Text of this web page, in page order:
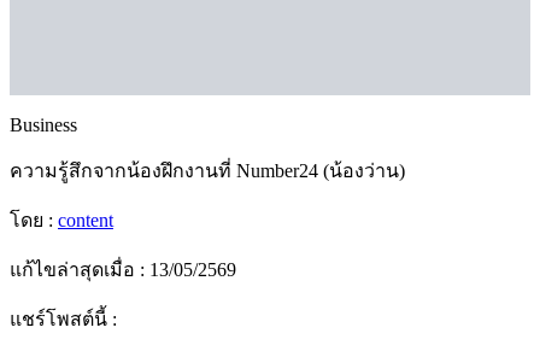
Business
ความรู้สึกจากน้องฝึกงานที่ Number24 (น้องว่าน)
โดย : content
แก้ไขล่าสุดเมื่อ : 13/05/2569
แชร์โพสต์นี้ :